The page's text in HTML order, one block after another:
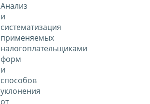
Анализ
и
систематизация
применяемых
налогоплательщиками
форм
и
способов
уклонения
от